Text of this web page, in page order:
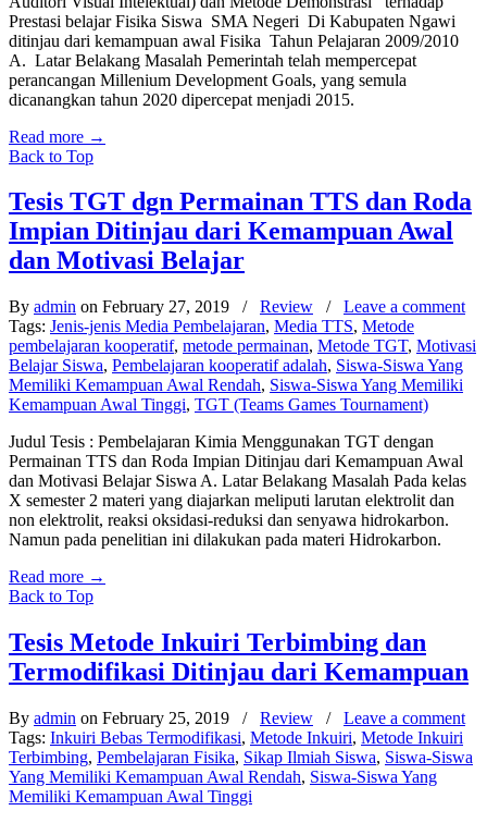
Prestasi belajar Fisika Siswa SMA Negeri Di Kabupaten Ngawi
ditinjau dari kemampuan awal Fisika Tahun Pelajaran 2009/2010
A. Latar Belakang Masalah Pemerintah telah mempercepat
perancangan Millenium Development Goals, yang semula
dicanangkan tahun 2020 dipercepat menjadi 2015.
Read more →
Back to Top
Tesis TGT dgn Permainan TTS dan Roda
Impian Ditinjau dari Kemampuan Awal
dan Motivasi Belajar
By admin on February 27, 2019 / Review / Leave a comment
Tags: Jenis-jenis Media Pembelajaran, Media TTS, Metode
pembelajaran kooperatif, metode permainan, Metode TGT, Motivasi
Belajar Siswa, Pembelajaran kooperatif adalah, Siswa-Siswa Yang
Memiliki Kemampuan Awal Rendah, Siswa-Siswa Yang Memiliki
Kemampuan Awal Tinggi, TGT (Teams Games Tournament)
Judul Tesis : Pembelajaran Kimia Menggunakan TGT dengan
Permainan TTS dan Roda Impian Ditinjau dari Kemampuan Awal
dan Motivasi Belajar Siswa A. Latar Belakang Masalah Pada kelas
X semester 2 materi yang diajarkan meliputi larutan elektrolit dan
non elektrolit, reaksi oksidasi-reduksi dan senyawa hidrokarbon.
Namun pada penelitian ini dilakukan pada materi Hidrokarbon.
Read more →
Back to Top
Tesis Metode Inkuiri Terbimbing dan
Termodifikasi Ditinjau dari Kemampuan
By admin on February 25, 2019 / Review / Leave a comment
Tags: Inkuiri Bebas Termodifikasi, Metode Inkuiri, Metode Inkuiri
Terbimbing, Pembelajaran Fisika, Sikap Ilmiah Siswa, Siswa-Siswa
Yang Memiliki Kemampuan Awal Rendah, Siswa-Siswa Yang
Memiliki Kemampuan Awal Tinggi